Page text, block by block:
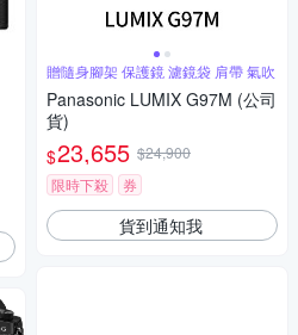
贈隨身腳架 保護鏡 濾鏡袋 肩帶 氣吹
Panasonic LUMIX G97M (公司
貨)
$23,655 $24,900
限時下殺
券
貨到通知我